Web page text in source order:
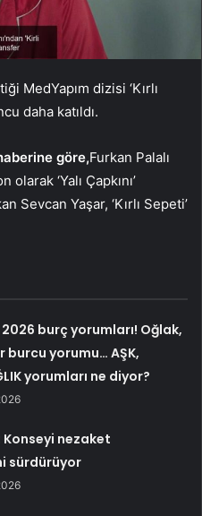
MedYapım dizisi ‘Kırlı
daha katıldı.
göre,Furkan Palalı
‘Yalı Çapkını’
Sevcan Yaşar, ‘Kırlı Sepeti’
2026 burç yorumları! Oğlak,
burcu yorumu… AŞK,
yorumları ne diyor?
Konseyi nezaket
sürdürüyor